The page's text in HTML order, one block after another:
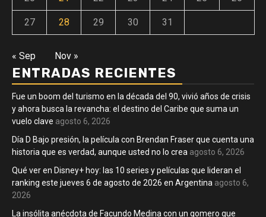
27 28 29 30 31
« Sep Nov »
ENTRADAS RECIENTES
Fue un boom del turismo en la década del 90, vivió años de crisis
y ahora busca la revancha: el destino del Caribe que suma un
vuelo clave agosto 6, 2026
Día D Bajo presión, la película con Brendan Fraser que cuenta una
historia que es verdad, aunque usted no lo crea agosto 6, 2026
Qué ver en Disney+ hoy: las 10 series y películas que lideran el
ranking este jueves 6 de agosto de 2026 en Argentina agosto 6,
2026
La insólita anécdota de Facundo Medina con un gomero que